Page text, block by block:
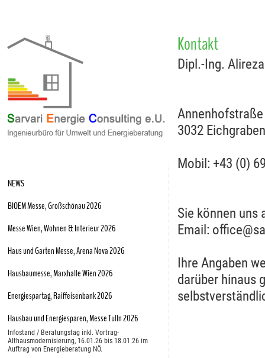
NEWS
BIOEM Messe, Großschönau 2026
Messe Wien, Wohnen & Interieur 2026
Haus und Garten Messe, Arena Nova 2026
Hausbaumesse, Marxhalle Wien 2026
Energiespartag, Raiffeisenbank 2026
Hausbau und Energiesparen, Messe Tulln 2026
Infostand / Beratungstag inkl. Vortrag-
Althausmodernisierung, 16.01.26 bis 18.01.26 im
Auftrag von Energieberatung NÖ.
Kontakt
Dipl.-Ing.
3032 Eichgraben
Mobil: +43 (0)
Sie können uns
Email:
Ihre Angaben
darüber hinaus